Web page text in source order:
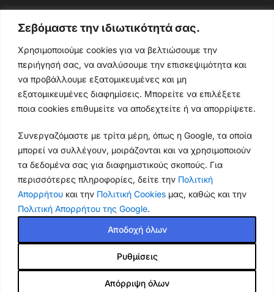
Σεβόμαστε την ιδιωτικότητά σας.
Χρησιμοποιούμε cookies για να βελτιώσουμε την
περιήγησή σας, να αναλύσουμε την επισκεψιμότητα και
να προβάλλουμε εξατομικευμένες και μη
εξατομικευμένες διαφημίσεις. Μπορείτε να επιλέξετε
ποια cookies επιθυμείτε να αποδεχτείτε ή να απορρίψετε.
Συνεργαζόμαστε με τρίτα μέρη, όπως η Google, τα οποία
μπορεί να συλλέγουν, μοιράζονται και να χρησιμοποιούν
τα δεδομένα σας για διαφημιστικούς σκοπούς. Για
περισσότερες πληροφορίες, δείτε την Πολιτική
Απορρήτου και την Πολιτική Cookies μας, καθώς και την
Πολιτική Απορρήτου της Google.
Ρυθμίσεις
Απόρριψη όλων
Αποδοχή όλων
210 4400147
Ωράρια & Διευθύνσεις →
210 4929089
Κεντρικό τηλέφωνο
info@thikishop.gr
Δευ - Σάβ: 10:00 - 21:00
ΔΩΡΕΑΝ ΑΠΟΣΤΟΛΗ
για παραγγελίες άνω των 35€
2025 Powered byThikiShop. gr . Mobile Cases & Accessories.